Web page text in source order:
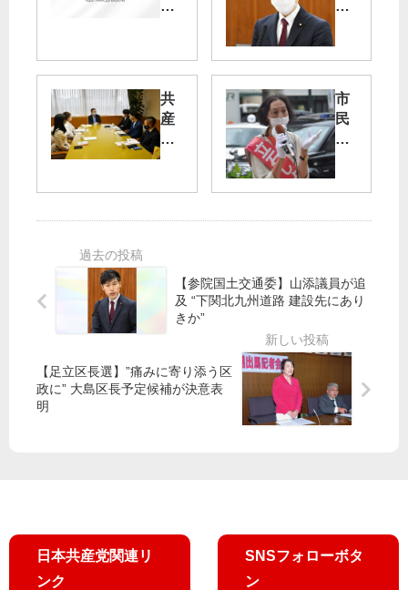
分
る
外
環
の
院
算
委
】
山
添
拓
議
川
事
長
過
明
示
長
官
共
産
党
す
ミ
イ
小
市
民
目
線
の
分
へ
／
選
告
示
立
【参院国土交通委】山添議員が追
及 “下関北九州道路 建設先にあり
きか”
【足立区長選】”痛みに寄り添う区
政に” 大島区長予定候補が決意表
明 ​
日本共産党関連リ
ンク
SNSフォローボタ
ン